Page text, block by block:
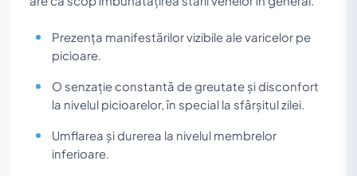
Prezența manifestărilor vizibile ale varicelor pe
picioare.
O senzație constantă de greutate și disconfort
la nivelul picioarelor, în special la sfârșitul zilei.
Umflarea și durerea la nivelul membrelor
inferioare.